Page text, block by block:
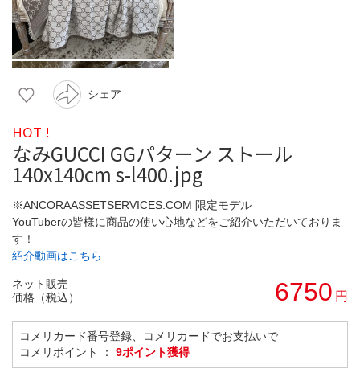
シェア
HOT !
なみGUCCI GGパターン ストール
140x140cm s-l400.jpg
※ANCORAASSETSERVICES.COM 限定モデル
YouTuberの皆様に商品の使い心地などをご紹介いただいておりま
す！
紹介動画はこちら
ネット販売
価格（税込）
6750 円
コメリカード番号登録、コメリカードでお支払いで
コメリポイント ： 9ポイント獲得